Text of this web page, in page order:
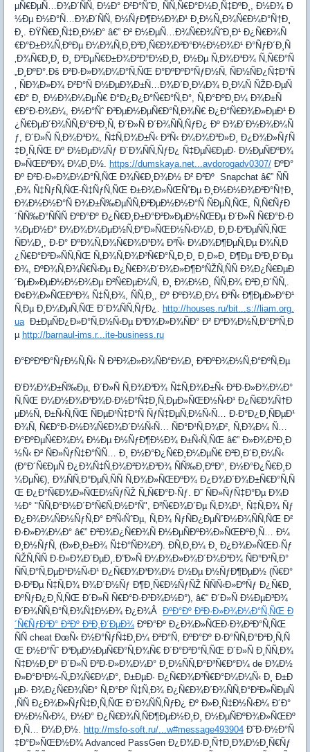
µÑ€ÐµÑ…Ð¾Ð´ÑÑ‚ Ð½Ð° Ð²Ð°ÑˆÐ¸ ÑÑ‚Ñ€Ð°Ð½Ð¸Ñ‡ÐºÐ¸, Ð½Ð¾ Ð
½Ðµ Ð½Ð°Ñ…Ð¾Ð´ÑÑ‚ Ð½ÑƒÐ¶Ð½Ð¾Ð¹ Ð¸Ð½Ñ„Ð¾Ñ€Ð¼Ð°Ñ†Ð¸
Ð¸. ÐŸÑ€Ð¸Ñ‡Ð¸Ð½Ð° â€” Ð² Ð½ÐµÑ…Ð¾Ñ€Ð¾ÑˆÐ¸Ð¹ Ð¿Ñ€Ð¾Ñ
€Ð°Ð±Ð¾Ñ‚ÐºÐµ Ð¼Ð¾Ñ‚Ð¸Ð²Ð¸Ñ€Ð¾Ð²Ð°Ð½Ð½Ð¾Ð¹ Ð°ÑƒÐ´Ð¸Ñ
‚Ð¾Ñ€Ð¸Ð¸ Ð¸ Ð²ÐµÑ€Ð±Ð¾Ð²Ð°Ð½Ð¸Ð¸ Ð½Ðµ Ñ‚Ð¾Ð³Ð¾ Ñ‚Ñ€Ð°Ñ
„Ð¸ÐºÐ°.Ðš Ð²Ð·Ð»Ð¾Ð¼Ð°Ñ‚ÑŒ Ð°ÐºÐºÐ°ÑƒÐ½Ñ‚ ÑÐ½ÑÐ¿Ñ‡Ð°Ñ
‚ ÑÐ¾Ð»Ð¾ Ð²Ð°Ñ Ð½ÐµÐ¾Ð±Ñ…Ð¾Ð´Ð¸Ð¼Ð¾ Ð¸Ð¼Ñ ÑŽÐ·ÐµÑ
€Ð° Ð¸ Ð½Ð¾Ð¼ÐµÑ€ Ð°Ð¿Ð¿Ð°Ñ€Ð°Ñ‚Ð°, Ñ‚Ð°ÐºÐ¸Ð¼ Ð¾Ð±Ñ
€Ð°Ð·Ð¾Ð¼, Ð½Ð°Ñˆ Ð³ÐµÐ½ÐµÑ€Ð°Ñ‚Ð¾Ñ€ Ð¿Ð°Ñ€Ð¾Ð»ÐµÐ¹ Ð
¿Ñ€ÐµÐ´Ð¾ÑÑ‚Ð°Ð²Ð¸Ñ‚ Ð´Ð»Ñ Ð´Ð¾ÑÑ‚ÑƒÐ¿ Ðº Ð¾Ð´Ð½Ð¾Ð¼Ñ
ƒ, Ð´Ð»Ñ Ñ‚Ð¾Ð³Ð¾, Ñ‡Ñ‚Ð¾Ð±Ñ‹ Ð²Ñ‹ Ð¼Ð¾Ð³Ð»Ð¸ Ð¿Ð¾Ð»ÑƒÑ
‡Ð¸Ñ‚ÑŒ Ðº Ð½ÐµÐ¼Ñƒ Ð´Ð¾ÑÑ‚ÑƒÐ¿ Ñ‡ÐµÑ€ÐµÐ· Ð½ÐµÑÐºÐ¾
Ð»ÑŒÐºÐ¾ Ð¼Ð¸Ð½. https://dumskaya.net...avdorogadv0307/ ÐºÐ°
Ðº Ð²Ð·Ð»Ð¾Ð¼Ð°Ñ‚ÑŒ Ð¾Ñ€Ð¸Ð¾Ð½ Ð² Ð²Ðº Snapchat â€” ÑÑ
‚Ð¾ Ñ‡ÑƒÑ‚ÑŒ-Ñ‡ÑƒÑ‚ÑŒ Ð±Ð¾Ð»ÑŒÑˆÐµ Ð¸Ð½Ð½Ð¾Ð²Ð°Ñ†Ð¸
Ð¾Ð½Ð½Ð°Ñ Ð¾Ð±Ñ‰ÐµÑÑ‚Ð²ÐµÐ½Ð½Ð°Ñ ÑÐµÑ‚ÑŒ, Ñ‚Ñ€ÑƒÐ
´ÑÑ‰Ð°ÑÑÑ ÐºÐ°Ðº Ð¿Ñ€Ð¸Ð±Ð°Ð²Ð»ÐµÐ½ÑŒÐµ Ð´Ð»Ñ Ñ€Ð°Ð·Ð
¼ÐµÐ½Ð° Ð¼Ð¾Ð¼ÐµÐ½Ñ‚Ð°Ð»ÑŒÐ½Ñ‹Ð¼Ð¸ Ð¸Ð·Ð²ÐµÑÑ‚ÑŒ
ÑÐ¼Ð¸, Ð·Ð° ÐºÐ¾Ñ‚Ð¾Ñ€Ð¾Ð³Ð¾ Ð²Ñ‹ Ð¼Ð¾Ð¶ÐµÑ‚Ðµ Ð¾Ñ‚Ð
¿Ñ€Ð°Ð²Ð»ÑÑ‚ÑŒ Ñ„Ð¾Ñ‚Ð¾Ð³Ñ€Ð°Ñ„Ð¸Ð¸ Ð¸Ð»Ð¸ Ð¶Ðµ Ð²Ð¸Ð´Ðµ
Ð¾, ÐºÐ¾Ñ‚Ð¾Ñ€Ñ‹Ðµ Ð¿Ñ€Ð¾Ð´Ð¾Ð»Ð¶Ð°ÑŽÑ‚ÑÑ Ð¾Ð¿Ñ€ÐµÐ
´ÐµÐ»ÐµÐ½Ð½Ð¾Ðµ Ð²Ñ€ÐµÐ¼Ñ, Ð¸ Ð¾Ð½Ð¸ ÑÑ‚Ð¾ Ð²Ð¸Ð´ÑÑ‚.
Ð¢Ð¾Ð»ÑŒÐºÐ¾ Ñ‡Ñ‚Ð¾, ÑÑ‚Ð¸, Ðº ÐºÐ¾Ð¸Ð¼ Ð²Ñ‹ Ð¶ÐµÐ»Ð°Ð¹
Ñ‚Ðµ Ð¸Ð¼ÐµÑ‚ÑŒ Ð´Ð¾ÑÑ‚ÑƒÐ¿. http://houses.ru/bit...s://liam.org.
uaÐ±ÐµÑÐ¿Ð»Ð°Ñ‚Ð½Ñ‹Ðµ Ð³Ð¾Ð»Ð¾ÑÐ° Ð² ÐºÐ¾Ð½Ñ‚Ð°ÐºÑ‚Ð
µ http://barnaul-ims.r...ite-business.ru
Ð°ÐºÐºÐ°ÑƒÐ½Ñ‚Ñ‹ Ñ Ð³Ð¾Ð»Ð¾ÑÐ°Ð¼Ð¸ Ð²ÐºÐ¾Ð½Ñ‚Ð°ÐºÑ‚Ðµ
Ð’Ð¾Ð¾Ð±Ñ‰Ðµ, Ð´Ð»Ñ Ñ‚Ð¾Ð³Ð¾ Ñ‡Ñ‚Ð¾Ð±Ñ‹ Ð²Ð·Ð»Ð¾Ð¼Ð°
Ñ‚ÑŒ Ð¼Ð½Ð¾Ð³Ð¾Ð·Ð½Ð°Ñ‡Ð¸Ñ‚ÐµÐ»ÑŒÐ½Ñ‹Ð¹ Ð¿Ñ€Ð¾Ñ†Ð
µÐ½Ñ‚ Ð±Ñ‹Ñ‚ÑŒ ÑÐµÐ¹Ñ‡Ð°Ñ ÑƒÑ‡ÐµÑ‚Ð½Ñ‹Ñ… Ð·Ð°Ð¿Ð¸ÑÐµÐ¹
Ð¾Ñ‚ Ñ€Ð°Ð·Ð½Ð¾Ñ€Ð¾Ð´Ð½Ñ‹Ñ… ÑÐ°Ð¹Ñ‚Ð¾Ð², Ñ‚Ð¾Ð¼ Ñ…
Ð°ÐºÐµÑ€Ð¾Ð¼ Ð½Ðµ Ð½ÑƒÐ¶Ð½Ð¾ Ð±Ñ‹Ñ‚ÑŒ â€” Ð»Ð¾Ð³Ð¸Ð
½Ñ‹ Ð² ÑÐ»ÑƒÑ‡Ð°ÑÑ… Ð¸ Ð½Ð°Ð¿Ñ€Ð¸Ð¼ÐµÑ€ Ð²Ð¸Ð´Ð¸Ð¼Ñ‹
(Ð°Ð´Ñ€ÐµÑ Ð¿Ð¾Ñ‡Ñ‚Ð¾Ð²Ð¾Ð³Ð¾ ÑÑ‰Ð¸ÐºÐ°, Ð½Ð°Ð¿Ñ€Ð¸Ð
¼ÐµÑ€), Ð¾ÑÑ‚Ð°ÐµÑ‚ÑÑ Ñ‚Ð¾Ð»ÑŒÐºÐ¾ Ð¿Ð¾Ð´Ð¾Ð±Ñ€Ð°Ñ‚Ñ
Œ Ð¿Ð°Ñ€Ð¾Ð»ÑŒÐ½ÑƒÑŽ Ñ„Ñ€Ð°Ð·Ñƒ. Ð˜ ÑÐ»ÑƒÑ‡Ð°Ðµ Ð¾Ð
½Ð° "ÑÑ‚Ð°Ð½Ð´Ð°Ñ€Ñ‚Ð½Ð°Ñ", Ð²Ñ€Ð¾Ð´Ðµ Ñ‚Ð¾Ð¹, Ñ‡Ñ‚Ð¾ Ñƒ
Ð¿Ð¾Ð¼ÑÐ½ÑƒÑ‚Ð° Ð²Ñ‹ÑˆÐµ, Ñ‚Ð¾ ÑƒÑÐ¿ÐµÑˆÐ½Ð¾ÑÑ‚ÑŒ Ð²
Ð·Ð»Ð¾Ð¼Ð° â€” Ð²Ð¾Ð¿Ñ€Ð¾Ñ Ð½ÐµÑÐºÐ¾Ð»ÑŒÐºÐ¸Ñ… Ð¼
Ð¸Ð½ÑƒÑ‚ (Ð»Ð¸Ð±Ð¾ Ñ‡Ð°ÑÐ¾Ð²). Ð­Ñ‚Ð¸Ð¼ Ð¸ Ð¿Ð¾Ð»ÑŒÐ·Ñƒ
ÑŽÑ‚ÑÑ Ð·Ð»Ð¾Ð´ÐµÐ¸.Ð”Ð»Ñ Ð¼Ð¾Ð»Ð¾Ð´Ð¾Ð³Ð¾ ÑÐ°Ð¹Ñ‚Ð°
ÑÑ‚Ð°Ñ‚ÐµÐ¹Ð½Ñ‹Ð¹ Ð¿Ñ€Ð¾Ð³Ð¾Ð½ Ð½Ðµ Ð½ÑƒÐ¶ÐµÐ½ (Ñ€Ð°
Ð·Ð²Ðµ Ñ‡Ñ‚Ð¾ Ð¾Ð´Ð½Ñƒ Ð¶Ð¸Ñ€Ð½ÑƒÑŽ ÑÑÑ‹Ð»ÐºÑƒ Ð¿Ñ€Ð¸
ÐºÑƒÐ¿Ð¸Ñ‚ÑŒ Ð´Ð»Ñ Ñ€Ð°Ð·Ð³Ð¾Ð½Ð°), â€“ Ð´Ð»Ñ Ð½ÐµÐ³Ð¾
Ð´Ð¾ÑÑ‚Ð°Ñ‚Ð¾Ñ‡Ð½Ð¾ Ð¿Ð¾Â ÐºÐ°Ðº Ð²Ð·Ð»Ð¾Ð¼Ð°Ñ‚ÑŒ Ð
´Ñ€ÑƒÐ³Ð° Ð²Ðº Ð²Ð¸Ð´ÐµÐ¾ ÐºÐ°Ðº Ð¿Ð¾Ð»ÑŒÐ·Ð¾Ð²Ð°Ñ‚ÑŒ
ÑÑ cheat ÐœÑ‹ Ð½Ð°ÑƒÑ‡Ð¸Ð¼ Ð²Ð°Ñ, ÐºÐ°Ðº Ð·Ð°ÑÑ‚Ð°Ð²Ð¸Ñ‚Ñ
Œ Ð½Ð°Ñˆ Ð³ÐµÐ½ÐµÑ€Ð°Ñ‚Ð¾Ñ€ Ð´Ð°Ð²Ð°Ñ‚ÑŒ Ð´Ð»Ñ Ð¸ÑÑ‚Ð¾
Ñ‡Ð½Ð¸Ðº Ð´Ð»Ñ Ð²Ð·Ð»Ð¾Ð¼Ð° Ð¸Ð½ÑÑ‚Ð°Ð³Ñ€Ð°Ð¼ de Ð¾Ð½
Ð»Ð°Ð¹Ð½-Ñ„Ð¾Ñ€Ð¼Ð°, Ð±ÐµÐ· Ð¿Ñ€Ð¾Ð³Ñ€Ð°Ð¼Ð¼Ñ‹ Ð¸ Ð±Ð
µÐ· Ð¾Ð¿Ñ€Ð¾ÑÐ° Ñ‚Ð°Ðº Ñ‡Ñ‚Ð¾ Ð¿Ñ€Ð¾Ð´Ð¾ÑÑ‚Ð°Ð²Ð»ÑÐµÑ
‚ÑÑ Ð¿Ð¾Ð»ÑƒÑ‡Ð¸Ñ‚ÑŒ Ð´Ð¾ÑÑ‚ÑƒÐ¿ Ðº Ð»Ð¸Ñ‡Ð½Ñ‹Ð¼ Ð´Ð°
Ð½Ð½Ñ‹Ð¼, Ð½Ð° Ð¿Ñ€Ð¾Ñ‚ÑÐ¶ÐµÐ½Ð¸Ð¸ Ð½ÐµÑÐºÐ¾Ð»ÑŒÐº
Ð¸Ñ… Ð¼Ð¸Ð½. http://msfo-soft.ru/...w#message493904 Ð˜Ð·Ð½Ð°Ñ
‡Ð°Ð»ÑŒÐ½Ð¾ Advanced PassGen Ð¿Ð¾Ð·Ð¸Ñ†Ð¸Ð¾Ð½Ð¸Ñ€Ñƒ